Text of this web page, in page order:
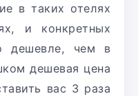
в таких отелях
и конкретных
дешевле, чем в
дешевая цена
вас 3 раза